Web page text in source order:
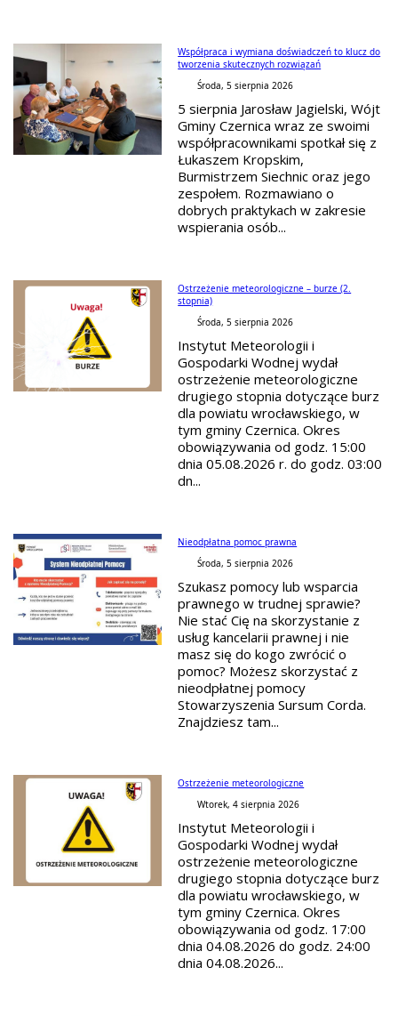
Współpraca i wymiana doświadczeń to klucz do
tworzenia skutecznych rozwiązań
Środa, 5 sierpnia 2026
5 sierpnia Jarosław Jagielski, Wójt
Gminy Czernica wraz ze swoimi
współpracownikami spotkał się z
Łukaszem Kropskim,
Burmistrzem Siechnic oraz jego
zespołem. Rozmawiano o
dobrych praktykach w zakresie
wspierania osób...
Ostrzeżenie meteorologiczne – burze (2.
stopnia)
Środa, 5 sierpnia 2026
Instytut Meteorologii i
Gospodarki Wodnej wydał
ostrzeżenie meteorologiczne
drugiego stopnia dotyczące burz
dla powiatu wrocławskiego, w
tym gminy Czernica. Okres
obowiązywania od godz. 15:00
dnia 05.08.2026 r. do godz. 03:00
dn...
Nieodpłatna pomoc prawna
Środa, 5 sierpnia 2026
Szukasz pomocy lub wsparcia
prawnego w trudnej sprawie?
Nie stać Cię na skorzystanie z
usług kancelarii prawnej i nie
masz się do kogo zwrócić o
pomoc? Możesz skorzystać z
nieodpłatnej pomocy
Stowarzyszenia Sursum Corda.
Znajdziesz tam...
Ostrzeżenie meteorologiczne
Wtorek, 4 sierpnia 2026
Instytut Meteorologii i
Gospodarki Wodnej wydał
ostrzeżenie meteorologiczne
drugiego stopnia dotyczące burz
dla powiatu wrocławskiego, w
tym gminy Czernica. Okres
obowiązywania od godz. 17:00
dnia 04.08.2026 do godz. 24:00
dnia 04.08.2026...